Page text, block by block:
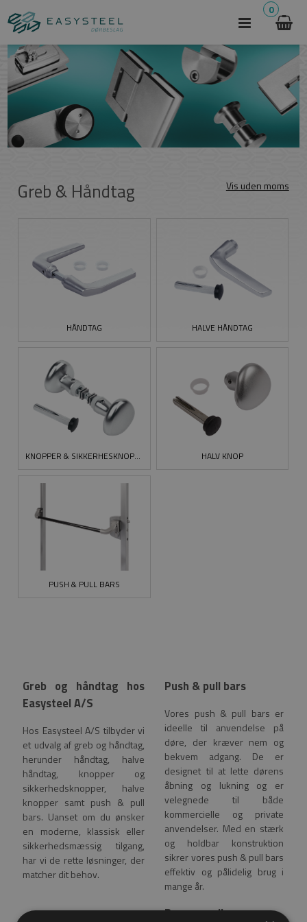
0
Greb & Håndtag
HÅNDTAG HALVE HÅNDTAG
KNOPPER & SIKKERHESKNOPPER HALV KNOP
PUSH & PULL BARS
Vis uden moms
Greb og håndtag hos
Easysteel A/S
Hos Easysteel A/S tilbyder vi
et udvalg af greb og håndtag,
herunder håndtag, halve
håndtag, knopper og
sikkerhedsknopper, halve
knopper samt push & pull
bars. Uanset om du ønsker
en moderne, klassisk eller
sikkerhedsmæssig tilgang,
har vi de rette løsninger, der
matcher dit behov.
Funktionelle og
Push & pull bars
Vores push & pull bars er
ideelle til anvendelse på
døre, der kræver nem og
bekvem adgang. De er
designet til at lette dørens
åbning og lukning og er
velegnede til både
kommercielle og private
anvendelser. Med en stærk
og holdbar konstruktion
sikrer vores push & pull bars
effektiv og pålidelig brug i
mange år.
Brugervenlig